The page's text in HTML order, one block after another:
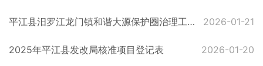
平江县汨罗江龙门镇和谐大源保护圈治理工程项目拟批复公示 2026-01-21
2025年平江县发改局核准项目登记表 2026-01-20